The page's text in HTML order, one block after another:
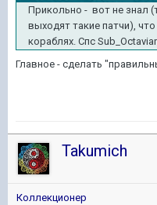
Прикольно - вот не знал
выходят такие патчи),
кораблях. Спс
Главное - сделать
Takumich
Коллекционер